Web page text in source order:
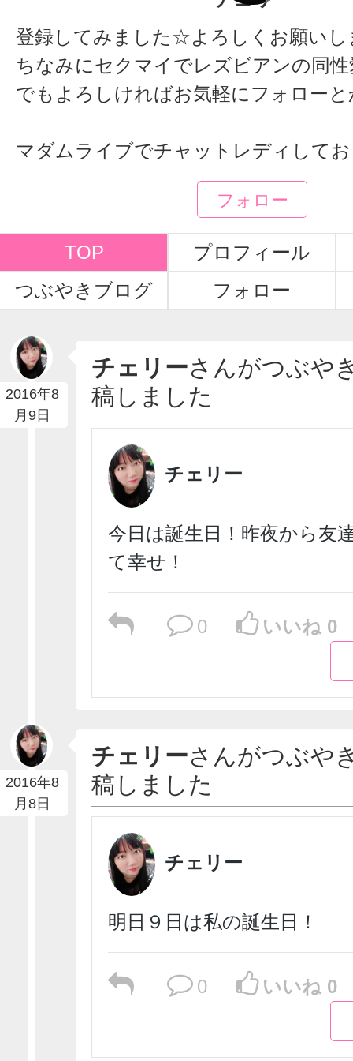
登録してみました☆よろしくお願いし
ちなみにセクマイでレズビアンの同
でもよろしければお気軽にフォロー
マダムライブでチャットレディして
フォロー
TOP
プロフィール
つぶやきブログ
フォロー
2016年8
月9日
チェリーさんがつぶや
稿しました
チェリー
今日は誕生日！昨夜から友
て幸せ！
0 いいね 0
2016年8
月8日
チェリーさんがつぶや
稿しました
チェリー
明日９日は私の誕生日！
0 いいね 0